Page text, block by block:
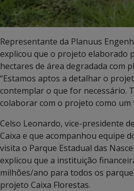
Representante da Planuus
explicou que o projeto elaborado
hectares de área degradada com
“Estamos aptos a detalhar o
contemplar o que for necessário.
colaborar com o projeto como um
Celso Leonardo, vice-presidente
Caixa e que acompanhou equipe
visita o Parque Estadual das
explicou que a instituição
milhões/ano para todos os
projeto Caixa Florestas.